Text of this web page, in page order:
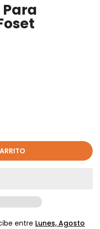
entre Lunes, Agosto